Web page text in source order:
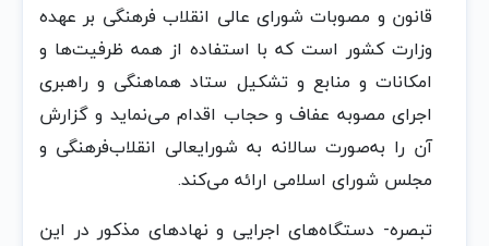
قانون‌ و مصوبات‌ شورای عالی‌ انقلاب‌ فرهنگی‌ بر عهده‌
وزارت‌ کشور است‌ که‌ با استفاده‌ از همه‌ ظرفیت‌ها و
امکانات‌ و منابع‌ و تشکیل‌ ستاد هماهنگی‌ و راهبری
اجرای مصوبه‌ عفاف‌ و حجاب‌ اقدام‌ می‌نماید و گزارش‌
آن‌ را به‌صورت‌ سالانه‌ به‌ شورایعالی‌ انقلاب‌فرهنگی‌ و
مجلس‌ شورای اسلامی‌ ارائه‌ می‌کند.
تبصره‌- دستگاه‌های اجرایی و نهادهای مذکور در این‌